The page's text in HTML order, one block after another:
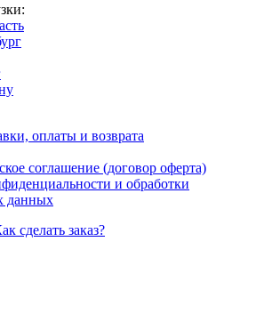
оплаты и возврата
соглашение (договор оферта)
и обработки
данных
сделать заказ?